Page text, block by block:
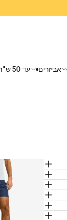
אביזרים עד 50 ש"ח